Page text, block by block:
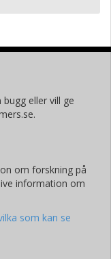
eller vill ge
om forskning på
information om
som kan se